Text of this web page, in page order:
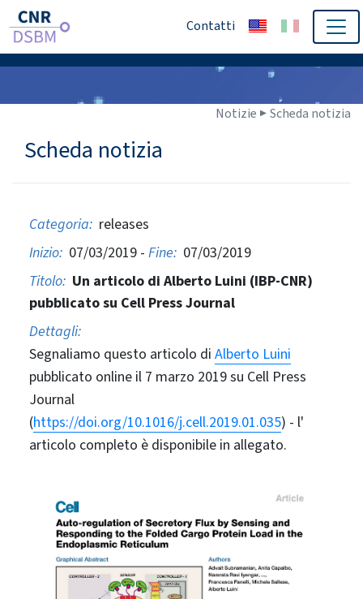
Contatti
Notizie ▶Scheda notizia
Scheda notizia
Categoria:releases
Inizio:07/03/2019 - Fine:07/03/2019
Titolo: Un articolo di Alberto Luini (IBP-CNR)
pubblicato su Cell Press Journal
Dettagli:
Segnaliamo questo articolo di Alberto Luini
pubblicato online il 7 marzo 2019 su Cell Press
Journal
(https://doi.org/10.1016/j.cell.2019.01.035) - l'
articolo completo è disponibile in allegato.